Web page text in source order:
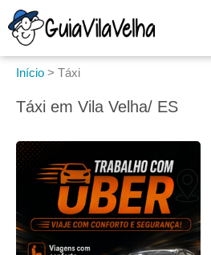
Início > Táxi
Táxi em Vila Velha/ ES